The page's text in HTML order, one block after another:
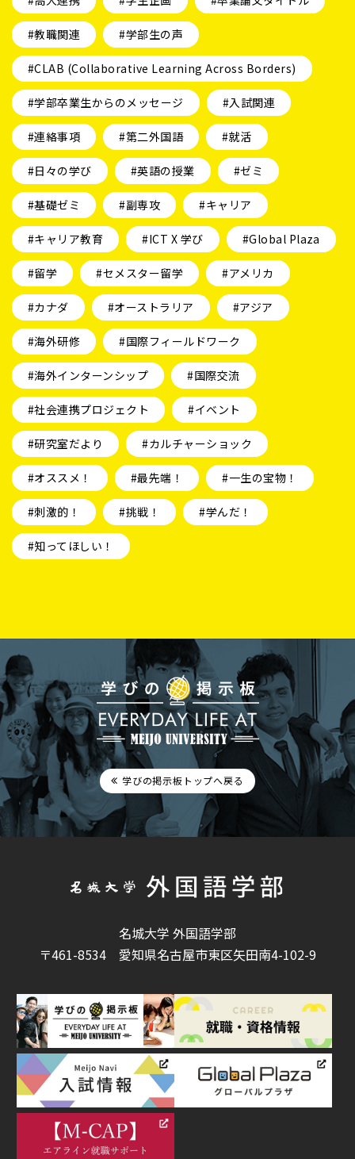
#教職関連 #学部生の声
#CLAB (Collaborative Learning Across Borders)
#学部卒業生からのメッセージ #入試関連
#連絡事項 #第二外国語 #就活
#日々の学び #英語の授業 #ゼミ
#基礎ゼミ #副専攻 #キャリア
#キャリア教育 #ICT X 学び #Global Plaza
#留学 #セメスター留学 #アメリカ
#カナダ #オーストラリア #アジア
#海外研修 #国際フィールドワーク
#海外インターンシップ #国際交流
#社会連携プロジェクト #イベント
#研究室だより #カルチャーショック
#オススメ！ #最先端！ #一生の宝物！
#刺激的！ #挑戦！ #学んだ！
#知ってほしい！
学びの掲示板トップへ戻る
名城大学 外国語学部
〒461-8534 愛知県名古屋市東区矢田南4-102-9